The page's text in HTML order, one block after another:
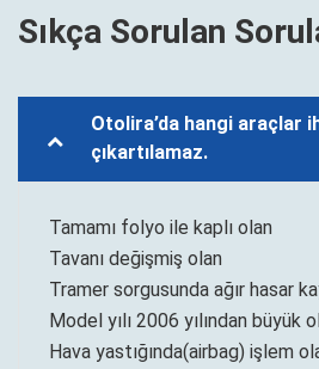
Sıkça Sorulan
Otolira’da hangi araçlar
çıkartılamaz.
Tamamı folyo ile kaplı olan
Tavanı değişmiş olan
Tramer sorgusunda ağır hasar
Model yılı 2006 yılından büyük
Hava yastığında(airbag) işlem